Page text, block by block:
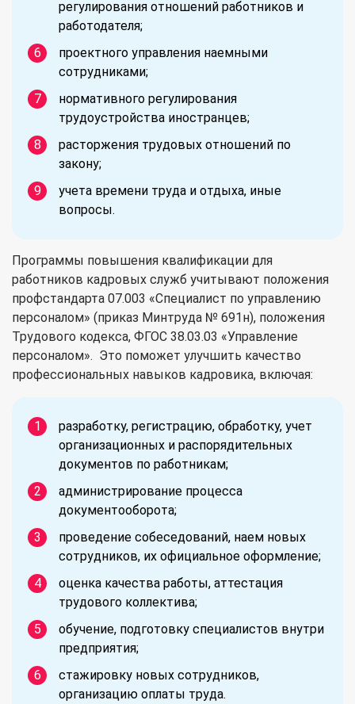
регулирования отношений работников и
работодателя;
проектного управления наемными
сотрудниками;
нормативного регулирования
трудоустройства иностранцев;
расторжения трудовых отношений по
закону;
учета времени труда и отдыха, иные
вопросы.
Программы повышения квалификации для
работников кадровых служб учитывают положения
профстандарта 07.003 «Специалист по управлению
персоналом» (приказ Минтруда № 691н), положения
Трудового кодекса, ФГОС 38.03.03 «Управление
персоналом». Это поможет улучшить качество
профессиональных навыков кадровика, включая:
разработку, регистрацию, обработку, учет
организационных и распорядительных
документов по работникам;
администрирование процесса
документооборота;
проведение собеседований, наем новых
сотрудников, их официальное оформление;
оценка качества работы, аттестация
трудового коллектива;
обучение, подготовку специалистов внутри
предприятия;
стажировку новых сотрудников,
организацию оплаты труда.